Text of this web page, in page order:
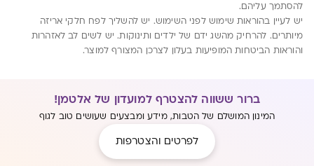
להסתמך עליהם.
יש לעיין בהוראות שימוש לפני השימוש. יש להשליך לפח חלקי אריזה
מיותרים. להרחיק מהשג ידם של ילדים ותינוקות. יש לשים לב לאזהרות
והוראות הביטחות המופיעות בעלון לצרכן המצורף למוצר.
ברור ששווה להצטרף למועדון של אלטמן!
המינון המושלם של הטבות, מידע ומבצעים שעושים טוב לגוף
לפרטים והצטרפות